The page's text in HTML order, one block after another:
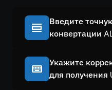
Введите
конвертации
Укажите
для получения